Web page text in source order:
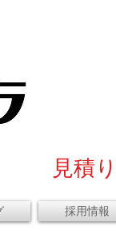
! 見積
採用情報